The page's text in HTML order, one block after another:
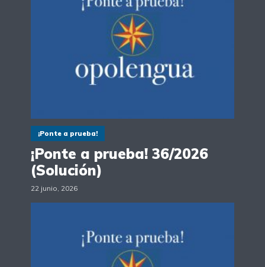
¡Ponte a prueba!
¡Ponte a prueba! 36/2026
(Solución)
22 junio, 2026